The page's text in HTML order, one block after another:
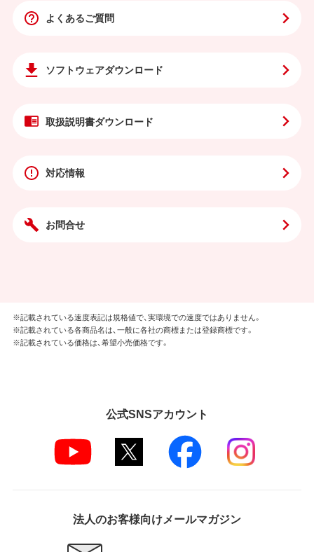
よくあるご質問
ソフトウェアダウンロード
取扱説明書ダウンロード
対応情報
お問合せ
※記載されている速度表記は規格値で、実環境での速度ではありません。
※記載されている各商品名は、一般に各社の商標または登録商標です。
※記載されている価格は、希望小売価格です。
公式SNSアカウント
法人のお客様向けメールマガジン